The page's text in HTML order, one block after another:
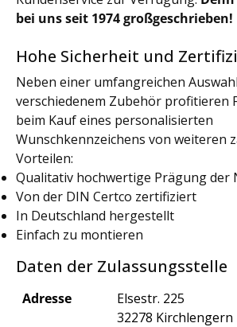
bei uns seit 1974 großgeschrieben!
Hohe Sicherheit und
Neben einer umfangreichen
verschiedenem Zubehör profitieren
beim Kauf eines personalisierten
Wunschkennzeichens von weiteren
Vorteilen:
Qualitativ hochwertige Prägung der
Von der DIN Certco zertifiziert
In Deutschland hergestellt
Einfach zu montieren
Daten der Zulassungsstelle
Adresse
Elsestr. 225
32278 Kirchlengern